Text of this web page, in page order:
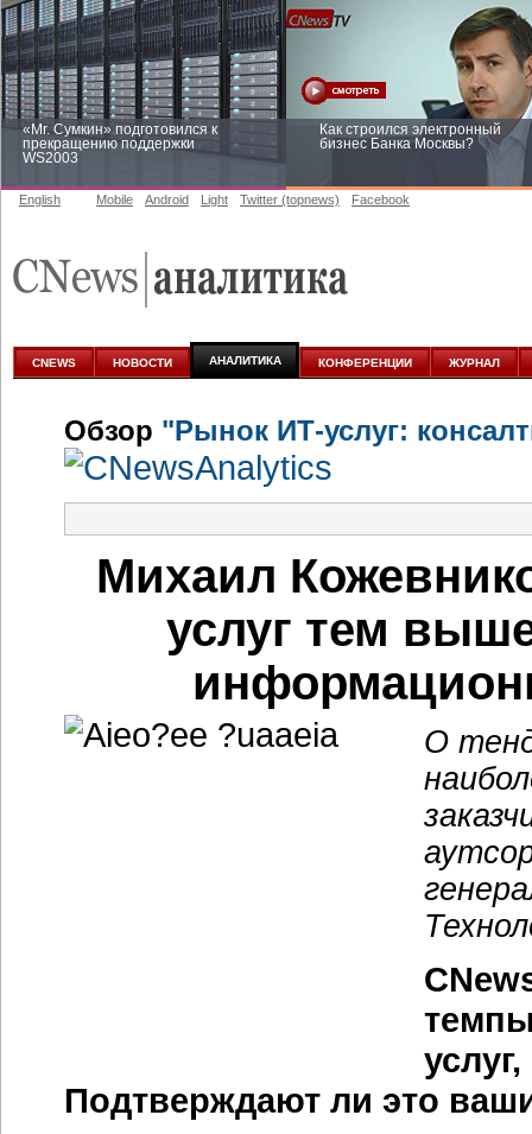
«Mr. Сумкин» подготовился к
прекращению поддержки
WS2003
Как строился электронный
бизнес Банка Москвы?
аналитике
English Mobile Android Light Twitter (topnews) Facebook
CNEWS НОВОСТИ АНАЛИТИКА КОНФЕРЕНЦИИ ЖУРНАЛ
Обзор "Рынок ИТ-услуг:
Михаил
услуг тем
О
Подтверждают ли это